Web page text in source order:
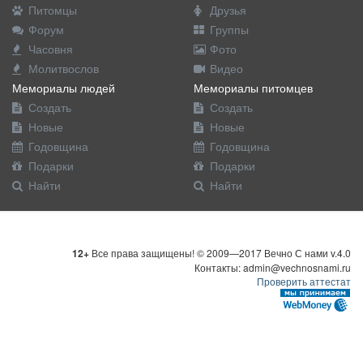
Питомцы
Форум
Часовня
Молитвослов
Друзья
Группы
Фото
Видео
Мемориалы людей
Создать
Новые
Годовщина
Подарки
Найти
Мемориалы питомцев
Создать
Новые
Годовщина
Подарки
Найти
12+ Все права защищены! © 2009—2017 Вечно С нами v.4.0
Контакты: admin@vechnosnami.ru
Проверить аттестат